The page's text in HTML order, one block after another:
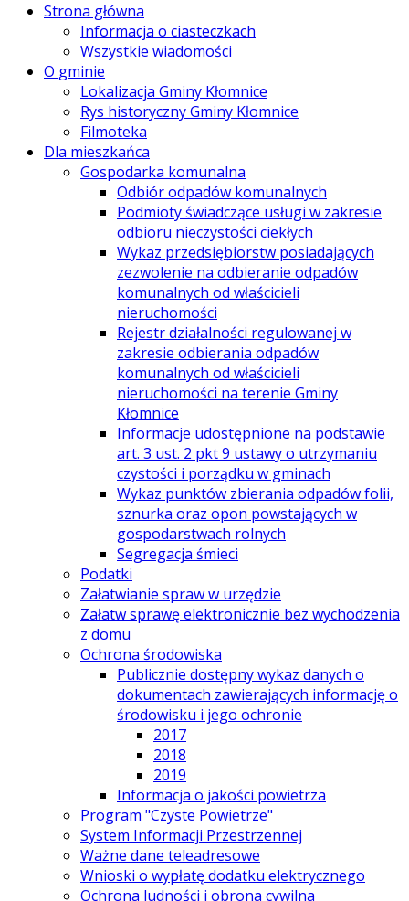
Strona główna
Informacja o ciasteczkach
Wszystkie wiadomości
O gminie
Lokalizacja Gminy Kłomnice
Rys historyczny Gminy Kłomnice
Filmoteka
Dla mieszkańca
Gospodarka komunalna
Odbiór odpadów komunalnych
Podmioty świadczące usługi w zakresie
odbioru nieczystości ciekłych
Wykaz przedsiębiorstw posiadających
zezwolenie na odbieranie odpadów
komunalnych od właścicieli
nieruchomości
Rejestr działalności regulowanej w
zakresie odbierania odpadów
komunalnych od właścicieli
nieruchomości na terenie Gminy
Kłomnice
Informacje udostępnione na podstawie
art. 3 ust. 2 pkt 9 ustawy o utrzymaniu
czystości i porządku w gminach
Wykaz punktów zbierania odpadów folii,
sznurka oraz opon powstających w
gospodarstwach rolnych
Segregacja śmieci
Podatki
Załatwianie spraw w urzędzie
Załatw sprawę elektronicznie bez wychodzenia
z domu
Ochrona środowiska
Publicznie dostępny wykaz danych o
dokumentach zawierających informację o
środowisku i jego ochronie
2017
2018
2019
Informacja o jakości powietrza
Program "Czyste Powietrze"
System Informacji Przestrzennej
Ważne dane teleadresowe
Wnioski o wypłatę dodatku elektrycznego
Ochrona ludności i obrona cywilna